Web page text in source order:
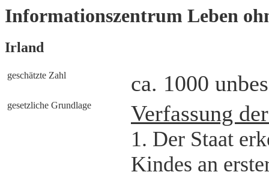
Informationszentrum Leben
Irland
geschätzte Zahl ca. 1000
gesetzliche Grundlage Verfassung
1. Der Staat
Kindes an